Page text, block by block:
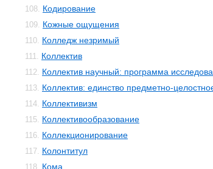
108. Кодирование
109. Кожные ощущения
110. Колледж незримый
111. Коллектив
112. Коллектив научный: программа
113. Коллектив: единство предметно-
114. Коллективизм
115. Коллективообразование
116. Коллекционирование
117. Колонтитул
118. Кома